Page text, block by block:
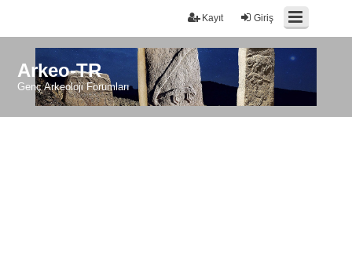
Giriş
Kayıt
Arkeo-TR
Genç Arkeoloji Forumları